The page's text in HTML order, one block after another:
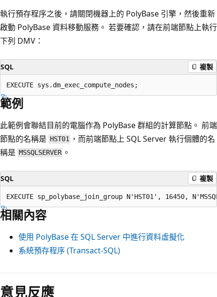
執行預存程序之後，請關閉機器上的 PolyBase 引擎，然後重新
啟動 PolyBase 資料移動服務。 若要確認，請在前端節點上執行
下列 DMV：
SQL 複製
範例
此範例會聯結目前的電腦作為 PolyBase 群組的計算節點。 前端
節點的名稱是 HST01 ，而前端節點上 SQL Server 執行個體的名
稱是 MSSQLSERVER 。
SQL 複製
相關內容
使用 PolyBase 在 SQL Server 中進行資料虛擬化
系統預存程序 (Transact-SQL)
閱
讀
意見反應